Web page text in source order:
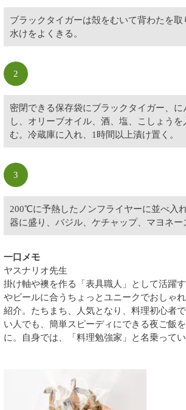
ブラックタイガーは殻をむいて背わたを取
水けをよくきる。
2
密閉できる保存袋にブラックタイガー、に
し、オリーブオイル、酒、塩、こしょう
む。冷蔵庫に入れ、1時間以上漬け置く。
3
200℃に予熱したノンフライヤーに並べ入
器に盛り、バジル、ケチャップ、マヨネー
一口メモ
ヤスナリオ先生
掛け軸や襖を作る「表具職人」として活躍
やビールに合うちょっとユニークでおしゃ
紹介。たちまち、人気となり、料理初心者
い人でも、簡単スピーディにできる夜ご飯
に。自身では、「料理勉強家」と名乗ってい